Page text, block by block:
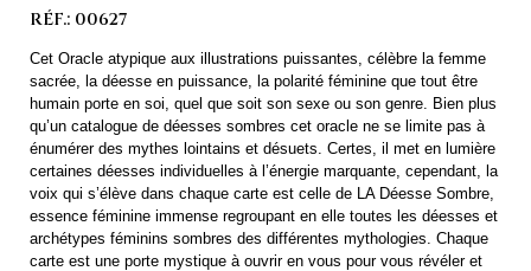
RÉF.: 00627
Cet Oracle atypique aux illustrations puissantes, célèbre la femme
sacrée, la déesse en puissance, la polarité féminine que tout être
humain porte en soi, quel que soit son sexe ou son genre. Bien plus
qu’un catalogue de déesses sombres cet oracle ne se limite pas à
énumérer des mythes lointains et désuets. Certes, il met en lumière
certaines déesses individuelles à l’énergie marquante, cependant, la
voix qui s’élève dans chaque carte est celle de LA Déesse Sombre,
essence féminine immense regroupant en elle toutes les déesses et
archétypes féminins sombres des différentes mythologies. Chaque
carte est une porte mystique à ouvrir en vous pour vous révéler et